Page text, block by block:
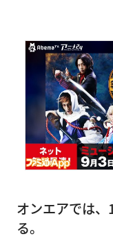
オンエアでは
る。